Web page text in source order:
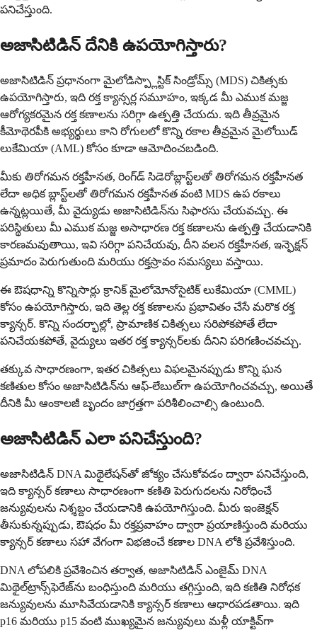
పనిచేస్తుంది.
అజాసిటిడిన్ దేనికి ఉపయోగిస్తారు?
అజాసిటిడిన్ ప్రధానంగా మైలోడిస్ప్లాస్టిక్ సిండ్రోమ్స్ (MDS) చికిత్సకు
ఉపయోగిస్తారు, ఇది రక్త క్యాన్సర్ల సమూహం, ఇక్కడ మీ ఎముక మజ్జ
ఆరోగ్యకరమైన రక్త కణాలను సరిగ్గా ఉత్పత్తి చేయదు. ఇది తీవ్రమైన
కీమోథెరపీకి అభ్యర్థులు కాని రోగులలో కొన్ని రకాల తీవ్రమైన మైలోయిడ్
లుకేమియా (AML) కోసం కూడా ఆమోదించబడింది.
మీకు తిరోగమన రక్తహీనత, రింగ్‌డ్ సిడెరోబ్లాస్ట్‌లతో తిరోగమన రక్తహీనత
లేదా అధిక బ్లాస్ట్‌లతో తిరోగమన రక్తహీనత వంటి MDS ఉప రకాలు
ఉన్నట్లయితే, మీ వైద్యుడు అజాసిటిడిన్‌ను సిఫారసు చేయవచ్చు. ఈ
పరిస్థితులు మీ ఎముక మజ్జ అసాధారణ రక్త కణాలను ఉత్పత్తి చేయడానికి
కారణమవుతాయి, ఇవి సరిగ్గా పనిచేయవు, దీని వలన రక్తహీనత, ఇన్ఫెక్షన్
ప్రమాదం పెరుగుతుంది మరియు రక్తస్రావం సమస్యలు వస్తాయి.
ఈ ఔషధాన్ని కొన్నిసార్లు క్రానిక్ మైలోమోనోసైటిక్ లుకేమియా (CMML)
కోసం ఉపయోగిస్తారు, ఇది తెల్ల రక్త కణాలను ప్రభావితం చేసే మరొక రక్త
క్యాన్సర్. కొన్ని సందర్భాల్లో, ప్రామాణిక చికిత్సలు సరిపోకపోతే లేదా
పనిచేయకపోతే, వైద్యులు ఇతర రక్త క్యాన్సర్‌లకు దీనిని పరిగణించవచ్చు.
తక్కువ సాధారణంగా, ఇతర చికిత్సలు విఫలమైనప్పుడు కొన్ని ఘన
కణితుల కోసం అజాసిటిడిన్‌ను ఆఫ్-లేబుల్‌గా ఉపయోగించవచ్చు, అయితే
దీనికి మీ ఆంకాలజీ బృందం జాగ్రత్తగా పరిశీలించాల్సి ఉంటుంది.
అజాసిటిడిన్ ఎలా పనిచేస్తుంది?
అజాసిటిడిన్ DNA మిథైలేషన్‌తో జోక్యం చేసుకోవడం ద్వారా పనిచేస్తుంది,
ఇది క్యాన్సర్ కణాలు సాధారణంగా కణితి పెరుగుదలను నిరోధించే
జన్యువులను నిశ్శబ్దం చేయడానికి ఉపయోగిస్తుంది. మీరు ఇంజెక్షన్
తీసుకున్నప్పుడు, ఔషధం మీ రక్తప్రవాహం ద్వారా ప్రయాణిస్తుంది మరియు
క్యాన్సర్ కణాలు సహా వేగంగా విభజించే కణాల DNA లోకి ప్రవేశిస్తుంది.
DNA లోపలికి ప్రవేశించిన తర్వాత, అజాసిటిడిన్ ఎంజైమ్ DNA
మిథైల్‌ట్రాన్స్‌ఫెరేజ్‌ను బంధిస్తుంది మరియు తగ్గిస్తుంది, ఇది కణితి నిరోధక
జన్యువులను మూసివేయడానికి క్యాన్సర్ కణాలు ఆధారపడతాయి. ఇది
p16 మరియు p15 వంటి ముఖ్యమైన జన్యువులు మళ్లీ యాక్టివ్‌గా